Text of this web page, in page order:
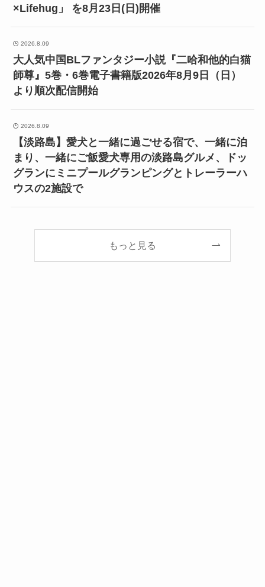
×Lifehug」 を8月23日(日)開催
2026.8.09
大人気中国BLファンタジー小説『二哈和他的白猫
師尊』5巻・6巻電子書籍版2026年8月9日（日）
より順次配信開始
2026.8.09
【淡路島】愛犬と一緒に過ごせる宿で、一緒に泊
まり、一緒にご飯愛犬専用の淡路島グルメ、ドッ
グランにミニプールグランピングとトレーラーハ
ウスの2施設で
もっと見る